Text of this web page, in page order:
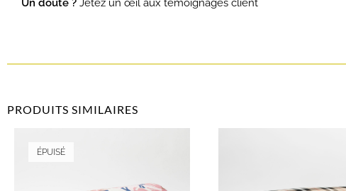
Un doute ? Jetez un œil aux témoignages client
PRODUITS SIMILAIRES
ÉPUISÉ